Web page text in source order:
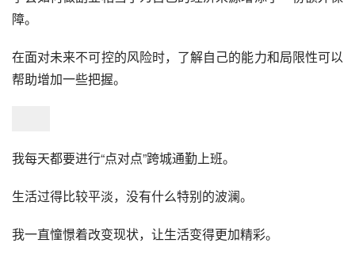
障。
在面对未来不可控的风险时，了解自己的能力和局限性可以
帮助增加一些把握。
我每天都要进行“点对点”跨城通勤上班。
生活过得比较平淡，没有什么特别的波澜。
我一直憧憬着改变现状，让生活变得更加精彩。